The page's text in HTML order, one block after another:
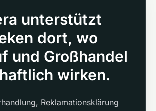
unterstützt
dort, wo
und Großhandel
wirken.
Reklamationsklärung